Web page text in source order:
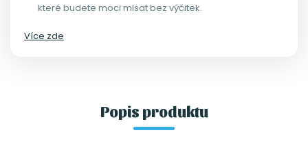
které budete moci mlsat bez výčitek.
Více zde
Popis produktu